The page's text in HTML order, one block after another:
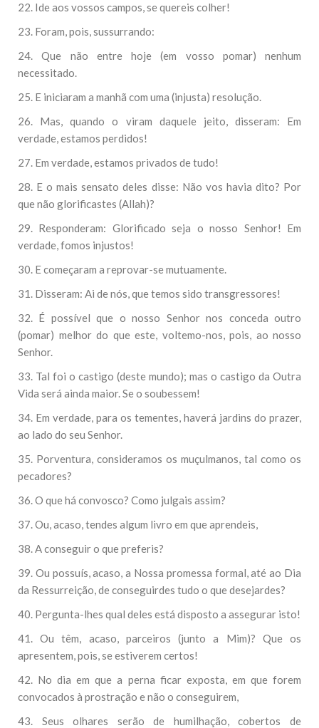
22. Ide aos vossos campos, se quereis colher!
23. Foram, pois, sussurrando:
24. Que não entre hoje (em vosso pomar) nenhum
necessitado.
25. E iniciaram a manhã com uma (injusta) resolução.
26. Mas, quando o viram daquele jeito, disseram: Em
verdade, estamos perdidos!
27. Em verdade, estamos privados de tudo!
28. E o mais sensato deles disse: Não vos havia dito? Por
que não glorificastes (Allah)?
29. Responderam: Glorificado seja o nosso Senhor! Em
verdade, fomos injustos!
30. E começaram a reprovar-se mutuamente.
31. Disseram: Ai de nós, que temos sido transgressores!
32. É possível que o nosso Senhor nos conceda outro
(pomar) melhor do que este, voltemo-nos, pois, ao nosso
Senhor.
33. Tal foi o castigo (deste mundo); mas o castigo da Outra
Vida será ainda maior. Se o soubessem!
34. Em verdade, para os tementes, haverá jardins do prazer,
ao lado do seu Senhor.
35. Porventura, consideramos os muçulmanos, tal como os
pecadores?
36. O que há convosco? Como julgais assim?
37. Ou, acaso, tendes algum livro em que aprendeis,
38. A conseguir o que preferis?
39. Ou possuís, acaso, a Nossa promessa formal, até ao Dia
da Ressurreição, de conseguirdes tudo o que desejardes?
40. Pergunta-lhes qual deles está disposto a assegurar isto!
41. Ou têm, acaso, parceiros (junto a Mim)? Que os
apresentem, pois, se estiverem certos!
42. No dia em que a perna ficar exposta, em que forem
convocados à prostração e não o conseguirem,
43. Seus olhares serão de humilhação, cobertos de